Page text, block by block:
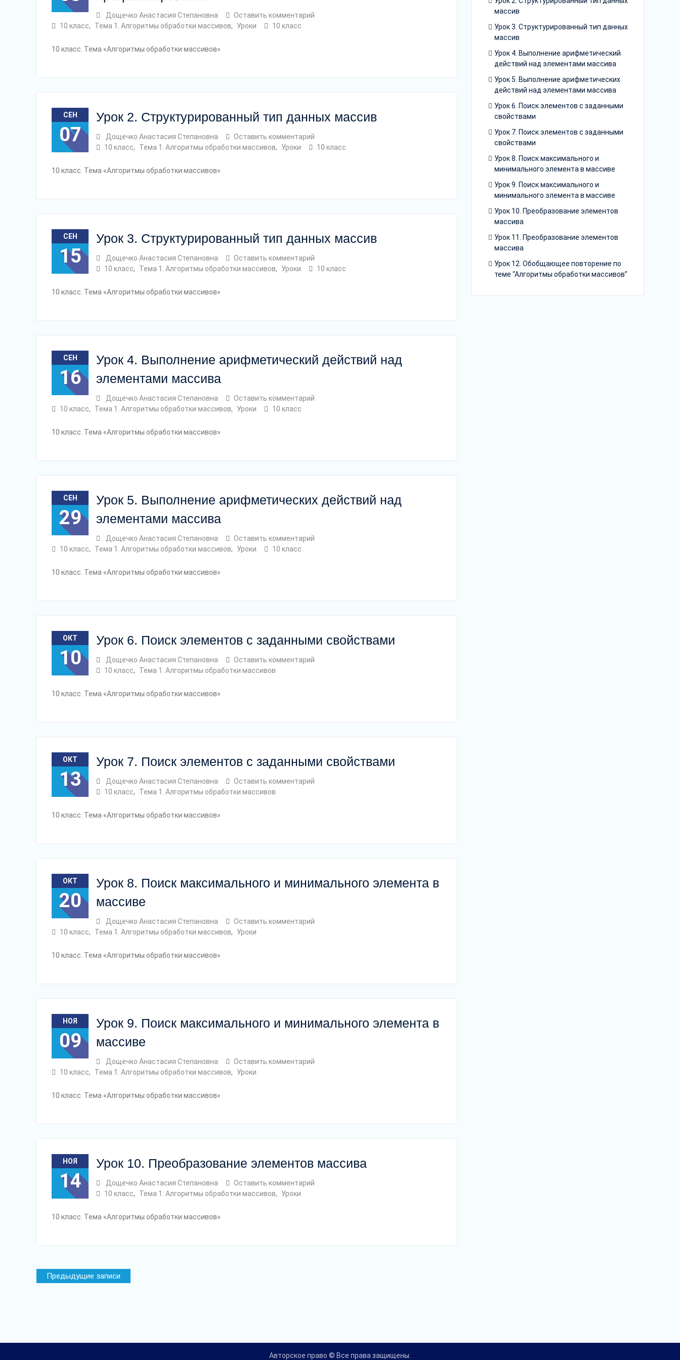
Дощечко Анастасия Степановна
Оставить комментарий
10 класс, Тема 1. Алгоритмы обработки массивов, Уроки 10 класс
10 класс. Тема «Алгоритмы обработки массивов»
СЕН
07
Урок 2. Структурированный тип данных массив
Дощечко Анастасия Степановна
Оставить комментарий
10 класс, Тема 1. Алгоритмы обработки массивов, Уроки 10 класс
10 класс. Тема «Алгоритмы обработки массивов»
СЕН
15
Урок 3. Структурированный тип данных массив
Дощечко Анастасия Степановна
Оставить комментарий
10 класс, Тема 1. Алгоритмы обработки массивов, Уроки 10 класс
10 класс. Тема «Алгоритмы обработки массивов»
СЕН
16
Урок 4. Выполнение арифметический действий над
элементами массива
Дощечко Анастасия Степановна
Оставить комментарий
10 класс, Тема 1. Алгоритмы обработки массивов, Уроки 10 класс
10 класс. Тема «Алгоритмы обработки массивов»
СЕН
29
Урок 5. Выполнение арифметических действий над
элементами массива
Дощечко Анастасия Степановна
Оставить комментарий
10 класс, Тема 1. Алгоритмы обработки массивов, Уроки 10 класс
10 класс. Тема «Алгоритмы обработки массивов»
ОКТ
10
Урок 6. Поиск элементов с заданными свойствами
Дощечко Анастасия Степановна
Оставить комментарий
10 класс, Тема 1. Алгоритмы обработки массивов
10 класс. Тема «Алгоритмы обработки массивов»
ОКТ
13
Урок 7. Поиск элементов с заданными свойствами
Дощечко Анастасия Степановна
Оставить комментарий
10 класс, Тема 1. Алгоритмы обработки массивов
10 класс. Тема «Алгоритмы обработки массивов»
ОКТ
20
Урок 8. Поиск максимального и минимального элемента в
массиве
Дощечко Анастасия Степановна
Оставить комментарий
10 класс, Тема 1. Алгоритмы обработки массивов, Уроки
10 класс. Тема «Алгоритмы обработки массивов»
НОЯ
09
Урок 9. Поиск максимального и минимального элемента в
массиве
Дощечко Анастасия Степановна
Оставить комментарий
10 класс, Тема 1. Алгоритмы обработки массивов, Уроки
10 класс. Тема «Алгоритмы обработки массивов»
НОЯ
14
Урок 10. Преобразование элементов массива
Дощечко Анастасия Степановна
Оставить комментарий
10 класс, Тема 1. Алгоритмы обработки массивов, Уроки
10 класс. Тема «Алгоритмы обработки массивов»
Навигация
по
Предыдущие записи
массив
Урок 3. Структурированный тип данных
массив
Урок 4. Выполнение арифметический
действий над элементами массива
Урок 5. Выполнение арифметических
действий над элементами массива
Урок 6. Поиск элементов с заданными
свойствами
Урок 7. Поиск элементов с заданными
свойствами
Урок 8. Поиск максимального и
минимального элемента в массиве
Урок 9. Поиск максимального и
минимального элемента в массиве
Урок 10. Преобразование элементов
массива
Урок 11. Преобразование элементов
массива
Урок 12. Обобщающее повторение по
теме “Алгоритмы обработки массивов”
Авторское право © Все права защищены.